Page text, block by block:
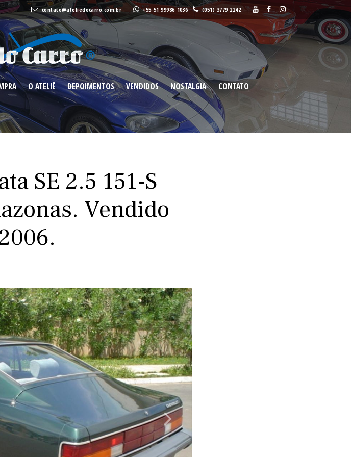
PRÉ-
O
ATELIÊ
DEPOIMENTOS VENDIDOS NOSTALGIA CONTATO Buscar
contato@ateliedocarro.com.br +55 51 99986 1036 (051) 3779 2242
O ATELIÊ DEPOIMENTOS VENDIDOS NOSTALGIA CONTATO
SE 2.5 151-S
Vendido
Próximo